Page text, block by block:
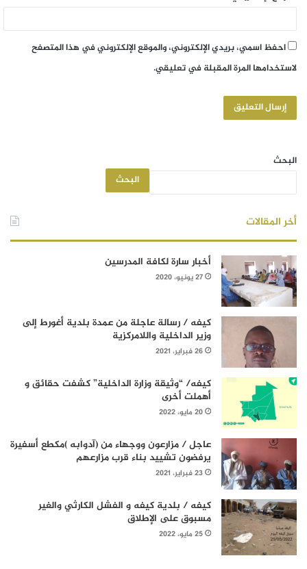
احفظ اسمي، بريدي الإلكتروني، والموقع الإلكتروني في هذا المتصفح
لاستخدامها المرة المقبلة في تعليقي.
البحث
البحث
أخر المقالات
أخبار سارة لكافة المدرسين
27 يونيو، 2020
كيفه / رسالة عاجلة من عمدة بلدية أغورط إلى
وزير الداخلية واللامركزية
26 فبراير، 2021
كيفه/ “وثيقة وزارة الداخلية” كشفت حقائق و
أهملت أخرى
20 مايو، 2022
عاجل / مزارعون ووجهاء من (آدوابه )مكطع أسفيرة
يرفضون تشييد بناء قرب مزارعهم
23 فبراير، 2021
كيفه / بلدية كيفه و الفشل الكارثي والغير
مسبوق على الإطلاق
25 مايو، 2022